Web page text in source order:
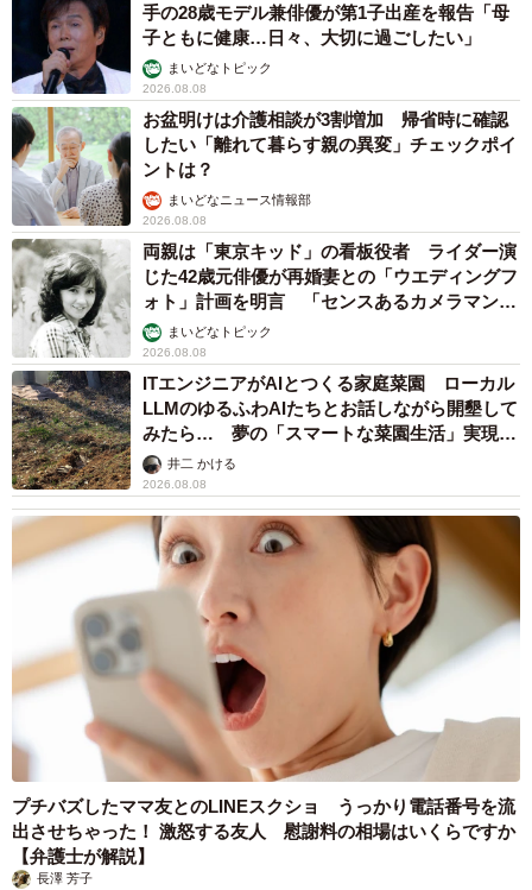
手の28歳モデル兼俳優が第1子出産を報告「母
子ともに健康…日々、大切に過ごしたい」
まいどなトピック
2026.08.08
お盆明けは介護相談が3割増加 帰省時に確認
したい「離れて暮らす親の異変」チェックポイ
ントは？
まいどなニュース情報部
2026.08.08
両親は「東京キッド」の看板役者 ライダー演
じた42歳元俳優が再婚妻との「ウエディングフ
ォト」計画を明言 「センスあるカメラマン求
む」まいどなトピック
2026.08.08
ITエンジニアがAIとつくる家庭菜園 ローカル
LLMのゆるふわAIたちとお話しながら開墾して
みたら… 夢の「スマートな菜園生活」実現な
るか井二 かける
2026.08.08
プチバズしたママ友とのLINEスクショ うっかり電話番号を流
出させちゃった！ 激怒する友人 慰謝料の相場はいくらですか
【弁護士が解説】
長澤 芳子